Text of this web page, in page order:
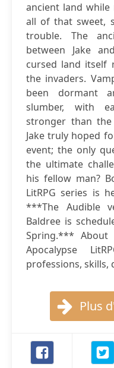
ancient land
all of that sweet,
trouble. The
between Jake
cursed land itself
the invaders.
been dormant
slumber, with
stronger than
Jake truly hoped
event; the only
the ultimate
his fellow man?
LitRPG series is
***The Audible
Baldree is
Spring.*** About
Apocalypse
professions, skills,
Plus